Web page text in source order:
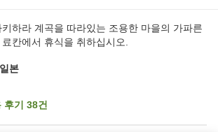
하라 계곡을 따라있는 조용한 마을의 가파른
칸에서 휴식을 취하십시오.
본
후기 38건